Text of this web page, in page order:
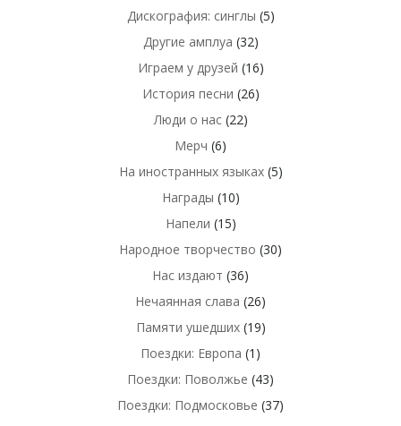
Дискография: синглы (5)
Другие амплуа (32)
Играем у друзей (16)
История песни (26)
Люди о нас(22)
Мерч (6)
На иностранных языках(5)
Награды (10)
Напели (15)
Народное творчество (30)
Нас издают (36)
Нечаянная слава (26)
Памяти ушедших(19)
Поездки: Европа (1)
Поездки: Поволжье (43)
Поездки: Подмосковье (37)